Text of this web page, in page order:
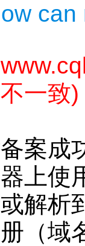
一致)
案成
上使
解析
（域